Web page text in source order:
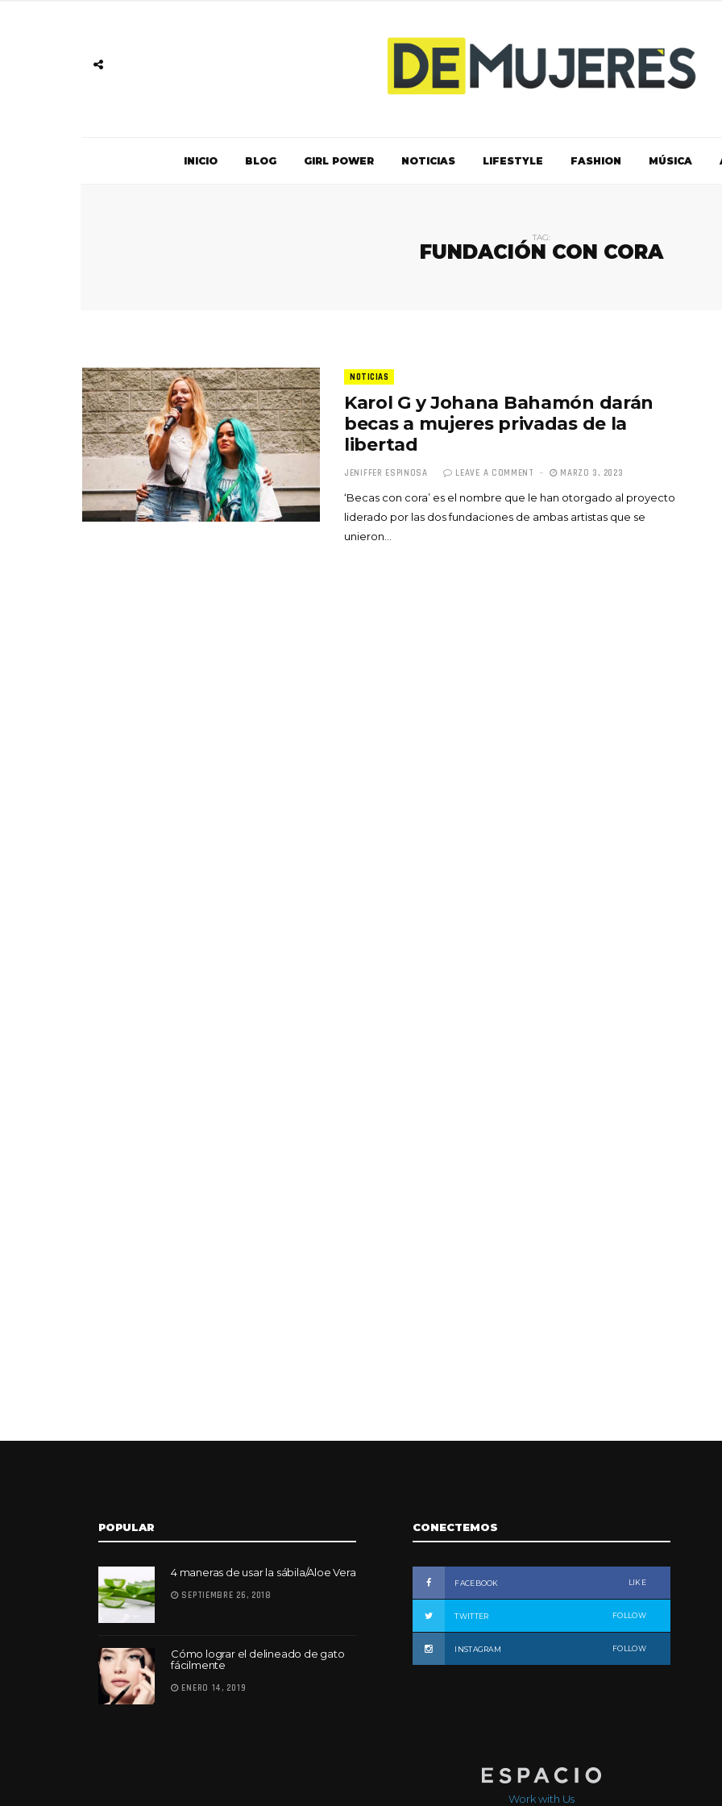
INICIO BLOG GIRL POWER NOTICIAS LIFESTYLE FASHION MÚSICA
TAG:
FUNDACIÓN CON CORA
NOTICIAS
Karol G y Johana Bahamón darán
becas a mujeres privadas de la
libertad
JENIFFER ESPINOSA LEAVE A COMMENT MARZO 3, 2023
‘Becas con cora’ es el nombre que le han otorgado al proyecto
liderado por las dos fundaciones de ambas artistas que se
unieron…
Totó la Momposina: el
adiós a la gran
POPULAR
4 maneras de usar la sábila/Aloe Vera
SEPTIEMBRE 26, 2018
Cómo lograr el delineado de gato
fácilmente
ENERO 14, 2019
CONECTEMOS
FACEBOOK LIKE
TWITTER FOLLOW
INSTAGRAM FOLLOW
Work with Us